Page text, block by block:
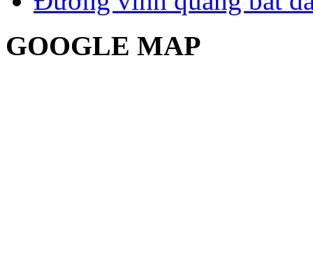
GOOGLE MAP